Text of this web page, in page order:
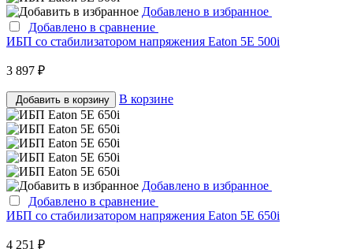
Добавлено в избранное
Добавлено в сравнение
ИБП со стабилизатором напряжения Eaton 5E 500i
3 897 ₽
Добавить в корзину В корзине
Добавлено в избранное
Добавлено в сравнение
ИБП со стабилизатором напряжения Eaton 5E 650i
4 251 ₽